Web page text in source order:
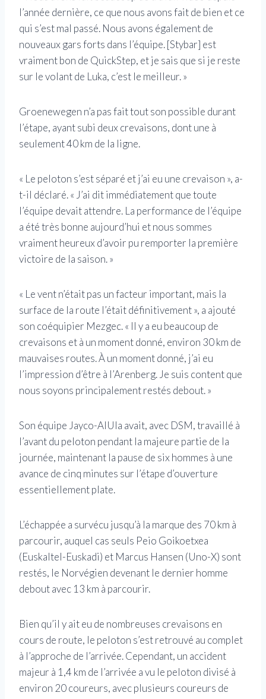
l’année dernière, ce que nous avons fait de bien et ce
qui s’est mal passé. Nous avons également de
nouveaux gars forts dans l’équipe. [Stybar] est
vraiment bon de QuickStep, et je sais que si je reste
sur le volant de Luka, c’est le meilleur. »
Groenewegen n’a pas fait tout son possible durant
l’étape, ayant subi deux crevaisons, dont une à
seulement 40 km de la ligne.
« Le peloton s’est séparé et j’ai eu une crevaison », a-
t-il déclaré. « J’ai dit immédiatement que toute
l’équipe devait attendre. La performance de l’équipe
a été très bonne aujourd’hui et nous sommes
vraiment heureux d’avoir pu remporter la première
victoire de la saison. »
« Le vent n’était pas un facteur important, mais la
surface de la route l’était définitivement », a ajouté
son coéquipier Mezgec. « Il y a eu beaucoup de
crevaisons et à un moment donné, environ 30 km de
mauvaises routes. À un moment donné, j’ai eu
l’impression d’être à l’Arenberg. Je suis content que
nous soyons principalement restés debout. »
Son équipe Jayco-AlUla avait, avec DSM, travaillé à
l’avant du peloton pendant la majeure partie de la
journée, maintenant la pause de six hommes à une
avance de cinq minutes sur l’étape d’ouverture
essentiellement plate.
L’échappée a survécu jusqu’à la marque des 70 km à
parcourir, auquel cas seuls Peio Goikoetxea
(Euskaltel-Euskadi) et Marcus Hansen (Uno-X) sont
restés, le Norvégien devenant le dernier homme
debout avec 13 km à parcourir.
Bien qu’il y ait eu de nombreuses crevaisons en
cours de route, le peloton s’est retrouvé au complet
à l’approche de l’arrivée. Cependant, un accident
majeur à 1,4 km de l’arrivée a vu le peloton divisé à
environ 20 coureurs, avec plusieurs coureurs de